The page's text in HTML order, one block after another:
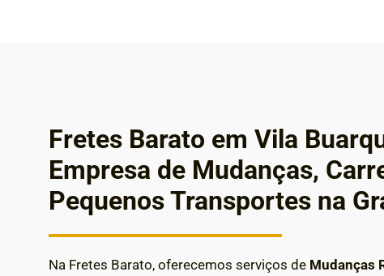
Fretes Barato em Vila
Empresa de Mudanças,
Pequenos Transportes na
Na Fretes Barato, oferecemos serviços de Mudanças